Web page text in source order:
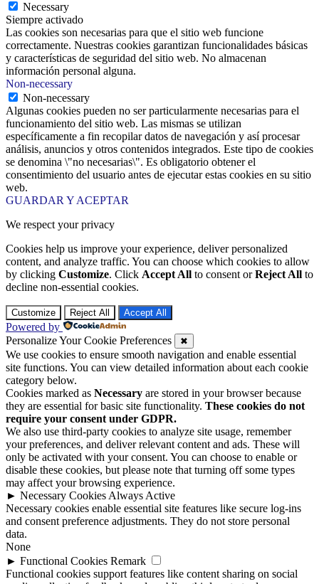
Necessary
Siempre activado
Las cookies son necesarias para que el sitio web funcione
correctamente. Nuestras cookies garantizan funcionalidades básicas
y características de seguridad del sitio web. No almacenan
información personal alguna.
Non-necessary
Non-necessary
Algunas cookies pueden no ser particularmente necesarias para el
funcionamiento del sitio web. Las mismas se utilizan
específicamente a fin recopilar datos de navegación y así procesar
análisis, anuncios y otros contenidos integrados. Este tipo de cookies
se denomina \"no necesarias\". Es obligatorio obtener el
consentimiento del usuario antes de ejecutar estas cookies en su sitio
web.
GUARDAR Y ACEPTAR
We respect your privacy
Cookies help us improve your experience, deliver personalized
content, and analyze traffic. You can choose which cookies to allow
by clicking Customize. Click Accept All to consent orReject All to
decline non-essential cookies.
Customize Reject All Accept All
Powered by
Personalize Your Cookie Preferences
✖
We use cookies to ensure smooth navigation and enable essential
site functions. You can view detailed information about each cookie
category below.
Cookies marked as Necessary are stored in your browser because
they are essential for basic site functionality. These cookies do not
require your consent under GDPR.
We also use third-party cookies to analyze site usage, remember
your preferences, and deliver relevant content and ads. These will
only be activated with your consent. You can choose to enable or
disable these cookies, but please note that turning off some types
may affect your browsing experience.
► Necessary Cookies Always Active
Necessary cookies enable essential site features like secure log-ins
and consent preference adjustments. They do not store personal
data.
None
► Functional Cookies Remark
Functional cookies support features like content sharing on social